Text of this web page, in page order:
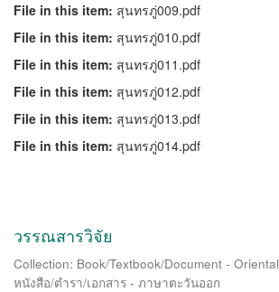
File in this item: สุนทรภู่009.pdf
File in this item: สุนทรภู่010.pdf
File in this item: สุนทรภู่011.pdf
File in this item: สุนทรภู่012.pdf
File in this item: สุนทรภู่013.pdf
File in this item: สุนทรภู่014.pdf
วรรณสารวิจัย
Collection: Book/Textbook/Document -
หนังสือ/ตำรา/เอกสาร - ภาษาตะวันออก